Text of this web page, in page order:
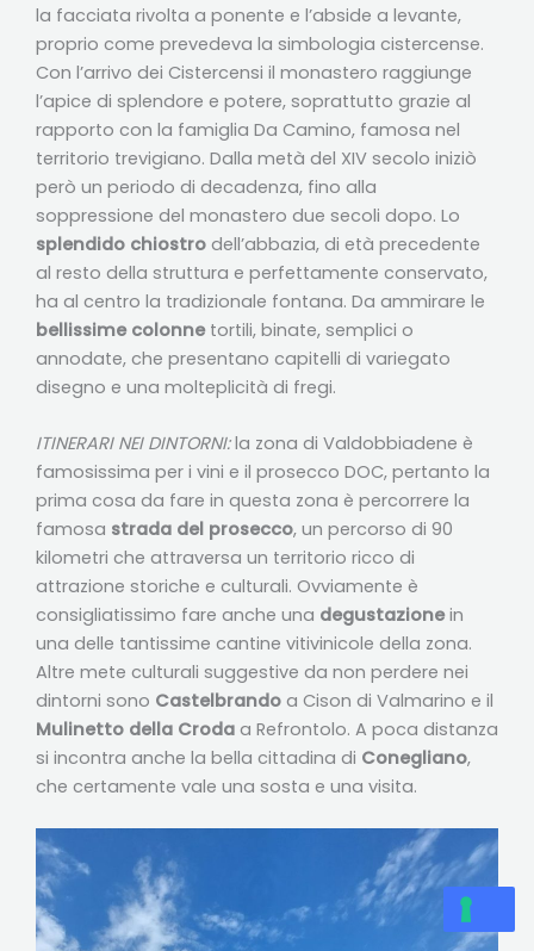
la facciata rivolta a ponente e l’abside a levante,
proprio come prevedeva la simbologia cistercense.
Con l’arrivo dei Cistercensi il monastero raggiunge
l’apice di splendore e potere, soprattutto grazie al
rapporto con la famiglia Da Camino, famosa nel
territorio trevigiano. Dalla metà del XIV secolo iniziò
però un periodo di decadenza, fino alla
soppressione del monastero due secoli dopo. Lo
splendido chiostro dell’abbazia, di età precedente
al resto della struttura e perfettamente conservato,
ha al centro la tradizionale fontana. Da ammirare le
bellissime colonnetortili, binate, semplici o
annodate, che presentano capitelli di variegato
disegno e una molteplicità di fregi.
ITINERARI NEI DINTORNI:la zona di Valdobbiadene è
famosissima per i vini e il prosecco DOC, pertanto la
prima cosa da fare in questa zona è percorrere la
famosa strada del prosecco, un percorso di 90
kilometri che attraversa un territorio ricco di
attrazione storiche e culturali. Ovviamente è
consigliatissimo fare anche una degustazionein
una delle tantissime cantine vitivinicole della zona.
Altre mete culturali suggestive da non perdere nei
dintorni sono Castelbrando a Cison di Valmarino e il
Mulinetto della Croda a Refrontolo. A poca distanza
si incontra anche la bella cittadina di Conegliano,
che certamente vale una sosta e una visita.